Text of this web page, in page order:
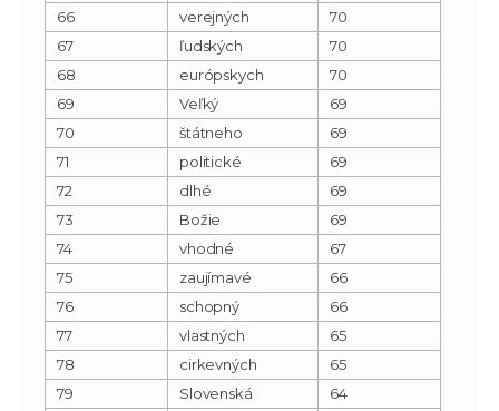
66
verejných
70
67
ľudských
70
68
európskych
70
69
Veľký
69
70
štátneho
69
71
politické
69
72
dlhé
69
73
Božie
69
74
vhodné
67
75
zaujímavé
66
76
schopný
66
77
vlastných
65
78
cirkevných
65
79
Slovenská
64